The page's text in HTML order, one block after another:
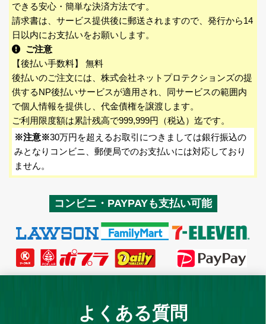
できる安心・簡単な決済方法です。
請求書は、サービス提供後に郵送されますので、発行から14
日以内にお支払いをお願いします。
ご注意
【後払い手数料】 無料
後払いのご注文には、株式会社ネットプロテクションズの提
供するNP後払いサービスが適用され、同サービスの範囲内
で個人情報を提供し、代金債権を譲渡します。
ご利用限度額は累計残高で999,999円（税込）迄です。
※注意※30万円を超えるお取引につきましては銀行振込の
みとなりコンビニ、郵便局でのお支払いには対応しており
ません。
コンビニ・PAYPAYも支払い可能
よくある質問